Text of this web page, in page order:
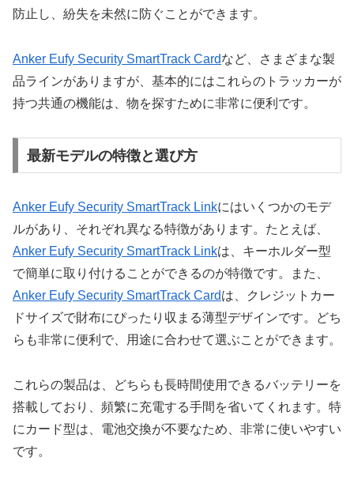
防止し、紛失を未然に防ぐことができます。
Anker Eufy Security SmartTrack Cardなど、さまざまな製
品ラインがありますが、基本的にはこれらのトラッカーが
持つ共通の機能は、物を探すために非常に便利です。
最新モデルの特徴と選び方
Anker Eufy Security SmartTrack Linkにはいくつかのモデ
ルがあり、それぞれ異なる特徴があります。たとえば、
Anker Eufy Security SmartTrack Linkは、キーホルダー型
で簡単に取り付けることができるのが特徴です。また、
Anker Eufy Security SmartTrack Cardは、クレジットカー
ドサイズで財布にぴったり収まる薄型デザインです。どち
らも非常に便利で、用途に合わせて選ぶことができます。
これらの製品は、どちらも長時間使用できるバッテリーを
搭載しており、頻繁に充電する手間を省いてくれます。特
にカード型は、電池交換が不要なため、非常に使いやすい
です。